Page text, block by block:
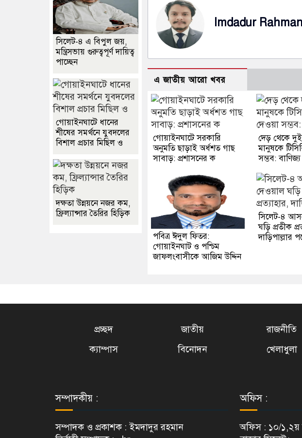
Imdadur Rahman
এ জাতীয় আরো খবর
গোয়াইনঘাটে সরকারি
অনুমতি ছাড়াই অর্ধশত গাছ
সাবাড়: প্রশাসনের ক
দেড় থেকে
মানুষকে
সম্ভব: বাণিজ্য
পবিত্র ঈদুল ফিতর:
গোয়াইনঘাট ও পশ্চিম
জাফলংবাসীকে আজিম উদ্দিন
সিলেট-৪
ঘড়ি প্রতীক
দাড়িপাল্লার
সিলেট-৪ এ বিপুল জয়,
মন্ত্রিসভায় গুরুত্বপূর্ণ দায়িত্ব
পাচ্ছেন
গোয়াইনঘাটে ধানের
শীষের সমর্থনে যুবদলের
বিশাল প্রচার মিছিল ও
দক্ষতা উন্নয়নে নজর কম,
ফ্রিল্যান্সার তৈরির হিড়িক
প্রচ্ছদ জাতীয় রাজনীতি
ক্যাম্পাস
বিনোদন খেলাধুলা
সম্পাদকীয় :
সম্পাদক ও প্রকাশক : ইমদাদুর রহমান
অফিস :
অফিস : ১০/১,২য়